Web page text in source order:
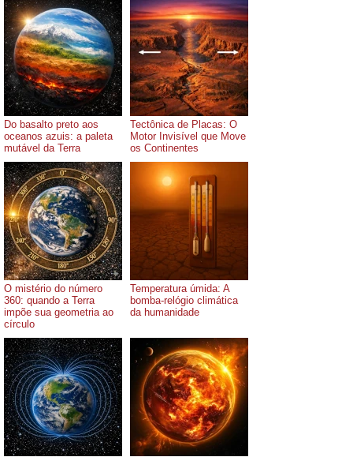
Do basalto preto aos
oceanos azuis: a paleta
mutável da Terra
Tectônica de Placas: O
Motor Invisível que Move
os Continentes
O mistério do número
360: quando a Terra
impõe sua geometria ao
círculo
Temperatura úmida: A
bomba-relógio climática
da humanidade